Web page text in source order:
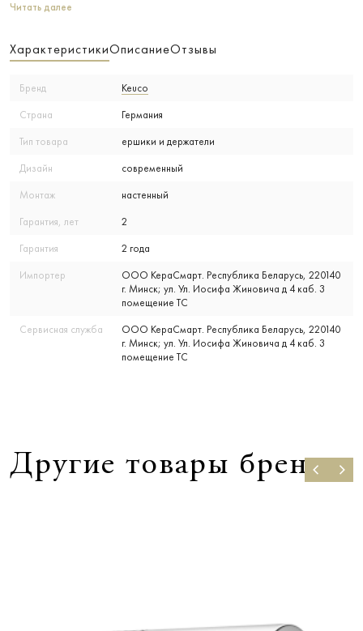
Читать далее
ХарактеристикиОписаниеОтзывы
Бренд Keuco
Страна Германия
Тип товара ершики и держатели
Дизайн современный
Монтаж настенный
Гарантия, лет 2
Гарантия 2 года
Импортер
ООО КераСмарт. Республика Беларусь, 220140
г. Минск; ул. Ул. Иосифа Жиновича д 4 каб. 3
помещение ТС
Сервисная служба
ООО КераСмарт. Республика Беларусь, 220140
г. Минск; ул. Ул. Иосифа Жиновича д 4 каб. 3
помещение ТС
Другие товары бренда